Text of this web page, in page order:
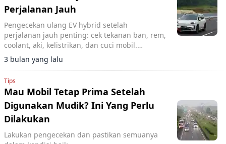
Perjalanan Jauh
Pengecekan ulang EV hybrid setelah
perjalanan jauh penting: cek tekanan ban, rem,
coolant, aki, kelistrikan, dan cuci mobil.
Penjelasan pakar GAC AION Indonesia.
3 bulan yang lalu
Tips
Mau Mobil Tetap Prima Setelah
Digunakan Mudik? Ini Yang Perlu
Dilakukan
Lakukan pengecekan dan pastikan semuanya